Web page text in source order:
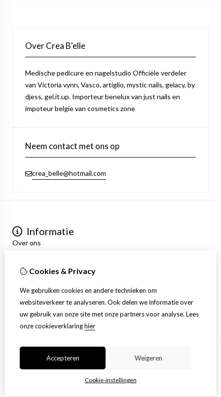
Over Crea B'elle
Medische pedicure en nagelstudio Officiële verdeler
van Victoria vynn, Vasco, artiglio, mystic nails, gelacy, by
djess, gel.it.up. Importeur benelux van just nails en
impoteur belgie van cosmetics zone
Neem contact met ons op
crea_belle@hotmail.com
Informatie
Over ons
Algemene voorwaarden
Mijn account
Inloggen
Bestelhistorie
Verlanglijst
Nieuwsbrief
© Copyright 2026 |TSB
Cookies & Privacy
We gebruiken cookies en andere technieken om
websiteverkeer te analyseren. Ook delen we informatie over
uw gebruik van onze site met onze partners voor analyse. Lees
onze cookieverklaringhier
Accepteren Weigeren
Cookie-instellingen